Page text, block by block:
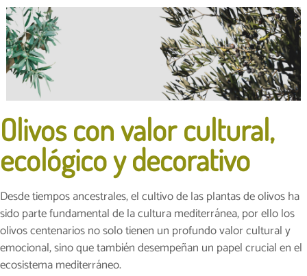
Olivos con valor cultural,
ecológico y decorativo
Desde tiempos ancestrales, el cultivo de las plantas de olivos ha
sido parte fundamental de la cultura mediterránea, por ello los
olivos centenarios no solo tienen un profundo valor cultural y
emocional, sino que también desempeñan un papel crucial en el
ecosistema mediterráneo.